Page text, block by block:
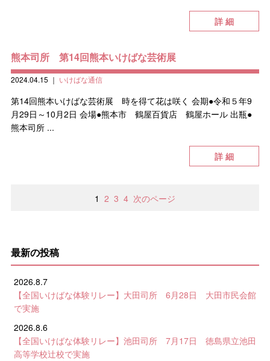
詳 細
熊本司所 第14回熊本いけばな芸術展
2024.04.15 ｜ いけばな通信
第14回熊本いけばな芸術展 時を得て花は咲く 会期●令和５年9
月29日～10月2日 会場●熊本市 鶴屋百貨店 鶴屋ホール 出瓶●
熊本司所 ...
詳 細
1 2 3 4 次のページ
最新の投稿
2026.8.7
【全国いけばな体験リレー】大田司所 6月28日 大田市民会館
で実施
2026.8.6
【全国いけばな体験リレー】池田司所 7月17日 徳島県立池田
高等学校辻校で実施